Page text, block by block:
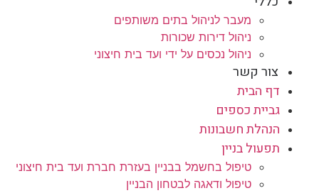
מעבר לניהול בתים משותפים
ניהול דירות שכורות
ניהול נכסים על ידי ועד בית חיצוני
צור קשר
דף הבית
גביית כספים
הנהלת חשבונות
תפעול בניין
טיפול בחשמל בבניין בעזרת חברת ועד בית חיצוני
טיפול ודאגה לבטחון הבניין